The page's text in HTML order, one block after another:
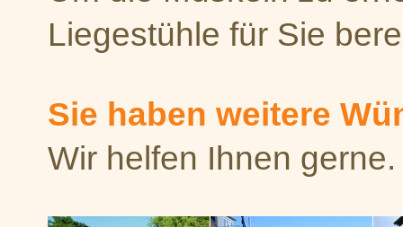
Liegestühle für Sie
Sie haben weitere
Wir helfen Ihnen